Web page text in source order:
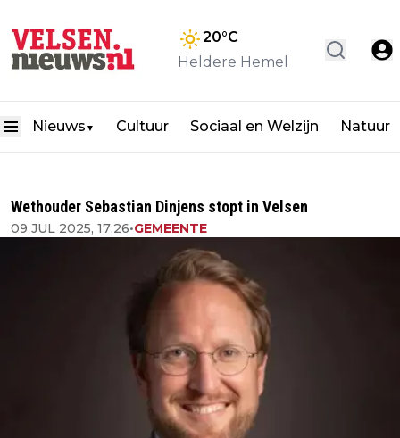
20°C
Heldere Hemel
Nieuws ▼ Cultuur Sociaal en Welzijn Natuur
Wethouder Sebastian Dinjens stopt in Velsen
09 JUL 2025, 17:26•GEMEENTE